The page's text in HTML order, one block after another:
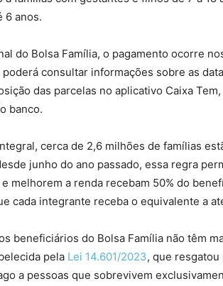
6 anos.
do Bolsa Família, o pagamento ocorre
consultar informações sobre as
das parcelas no aplicativo Caixa
banco.
cerca de 2,6 milhões de famílias
junho do ano passado, essa regra
melhorem a renda recebam 50% do
cada integrante receba o equivalente a
beneficiários do Bolsa Família não têm
pela Lei 14.601/2023, que resgatou
a pessoas que sobrevivem